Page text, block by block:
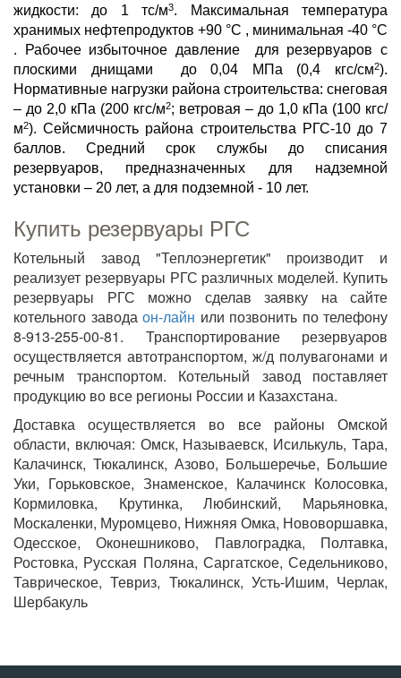
жидкости: до 1 тс/м3. Максимальная температура
хранимых нефтепродуктов +90 °С , минимальная -40 °С
. Рабочее избыточное давление для резервуаров с
плоскими днищами до 0,04 МПа (0,4 кгс/см2).
Нормативные нагрузки района строительства: снеговая
– до 2,0 кПа (200 кгс/м2; ветровая – до 1,0 кПа (100 кгс/
м2). Сейсмичность района строительства РГС-10 до 7
баллов. Средний срок службы до списания
резервуаров, предназначенных для надземной
установки – 20 лет, а для подземной - 10 лет.
Купить резервуары РГС
Котельный завод "Теплоэнергетик" производит и
реализует резервуары РГС различных моделей. Купить
резервуары РГС можно сделав заявку на сайте
котельного завода он-лайн или позвонить по телефону
8-913-255-00-81. Транспортирование резервуаров
осуществляется автотранспортом, ж/д полувагонами и
речным транспортом. Котельный завод поставляет
продукцию во все регионы России и Казахстана.
Доставка осуществляется во все районы Омской
области, включая: Омск, Называевск, Исилькуль, Тара,
Калачинск, Тюкалинск, Азово, Большеречье, Большие
Уки, Горьковское, Знаменское, Калачинск Колосовка,
Кормиловка, Крутинка, Любинский, Марьяновка,
Москаленки, Муромцево, Нижняя Омка, Нововоршавка,
Одесское, Оконешниково, Павлоградка, Полтавка,
Ростовка, Русская Поляна, Саргатское, Седельниково,
Таврическое, Тевриз, Тюкалинск, Усть-Ишим, Черлак,
Шербакуль